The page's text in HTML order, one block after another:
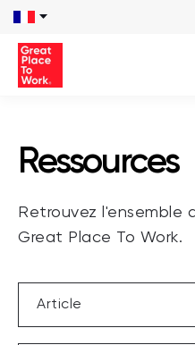
/**** SEARCH *****/ /
Ressources
Retrouvez l'ensemble
Great Place To Work.
Article